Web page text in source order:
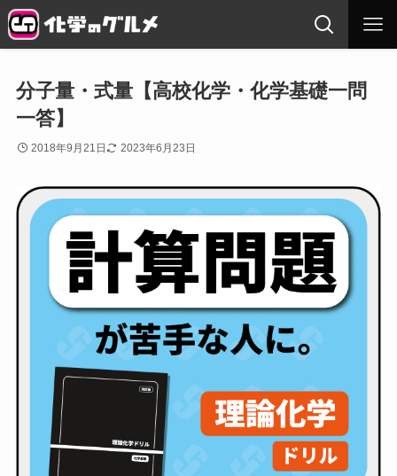
分子量・式量【高校化学・化学基礎一問
一答】
2018年9月21日 2023年6月23日